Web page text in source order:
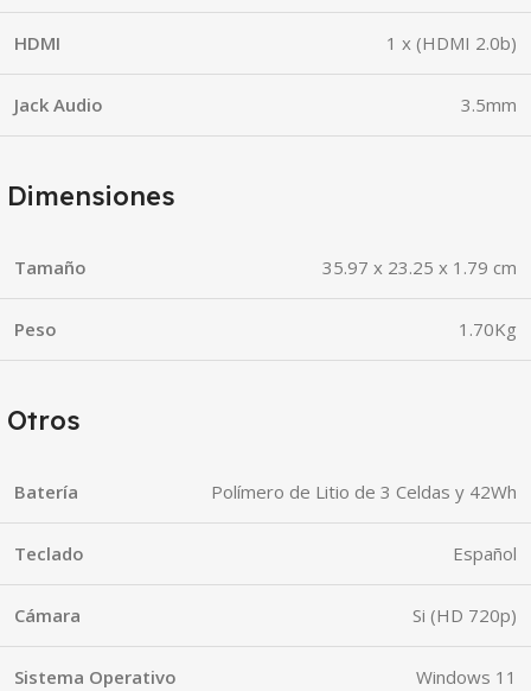
HDMI 1 x (HDMI 2.0b)
Jack Audio 3.5mm
Dimensiones
Tamaño 35.97 x 23.25 x 1.79 cm
Peso 1.70Kg
Otros
Batería Polímero de Litio de 3 Celdas y 42Wh
Teclado Español
Cámara Si (HD 720p)
Sistema Operativo Windows 11